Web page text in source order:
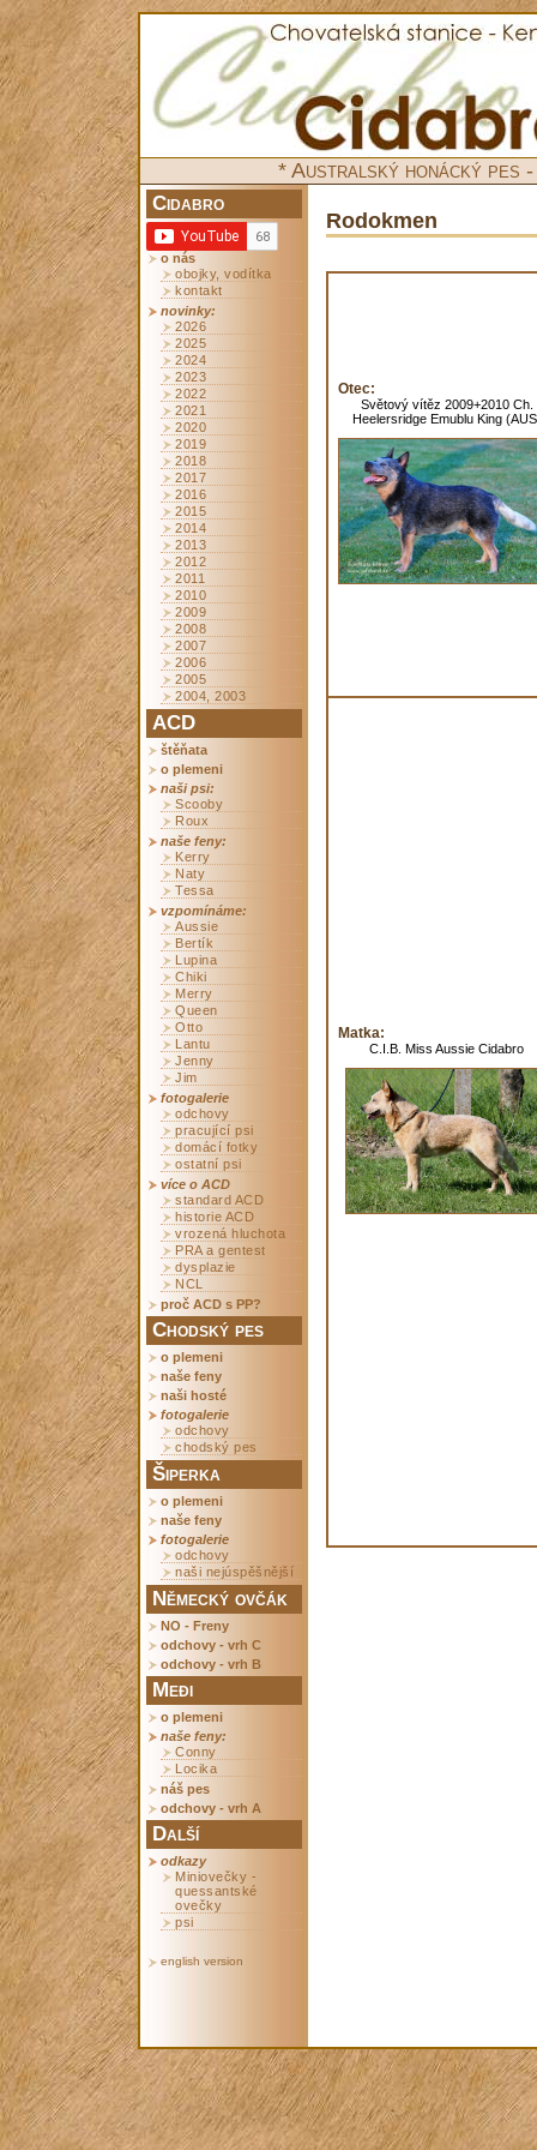
* Australský honácký pes
Cidabro
o nás
obojky, vodítka
kontakt
novinky:
2026
2025
2024
2023
2022
2021
2020
2019
2018
2017
2016
2015
2014
2013
2012
2011
2010
2009
2008
2007
2006
2005
2004, 2003
ACD
štěňata
o plemeni
naši psi:
Scooby
Roux
naše feny:
Kerry
Naty
Tessa
vzpomínáme:
Aussie
Bertík
Lupina
Chiki
Merry
Queen
Otto
Lantu
Jenny
Jim
fotogalerie
odchovy
pracující psi
domácí fotky
ostatní psi
více o ACD
standard ACD
historie ACD
vrozená hluchota
PRA a gentest
dysplazie
NCL
proč ACD s PP?
Chodský pes
o plemeni
naše feny
naši hosté
fotogalerie
odchovy
chodský pes
Šiperka
o plemeni
naše feny
fotogalerie
odchovy
naši nejúspěšnější
Německý ovčák
NO - Freny
odchovy - vrh C
odchovy - vrh B
Međi
o plemeni
naše feny:
Conny
Locika
náš pes
odchovy - vrh A
Další
odkazy
Miniovečky -
quessantské
ovečky
psi
english version
Rodokmen
Otec:
Světový vítěz 2009+2010 Ch.
Heelersridge Emublu King
Matka:
C.I.B. Miss Aussie Cidabro